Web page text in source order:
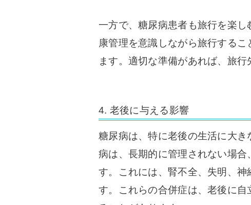
一方で、糖尿病患者も旅行を楽
康管理を意識しながら旅行する
ます。適切な準備があれば、旅行
4. 老後に与える影響
糖尿病は、特に老後の生活に大
病は、長期的に管理されない場
す。これには、腎不全、失明、
す。これらの合併症は、老後に